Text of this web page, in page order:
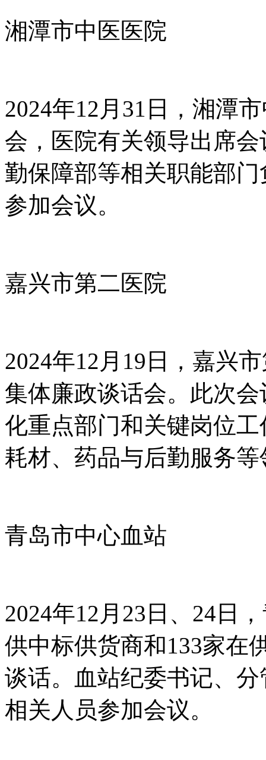
湘潭市中医医院
2024年12月31日，湘潭
会，医院有关领导出席
勤保障部等相关职能部
参加会议。
嘉兴市第二医院
2024年12月19日，嘉兴
集体廉政谈话会。此次
化重点部门和关键岗位
耗材、药品与后勤服务
青岛市中心血站
2024年12月23日、24日
供中标供货商和133家在
谈话。血站纪委书记、
相关人员参加会议。